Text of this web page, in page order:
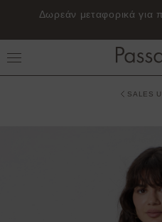
Δωρεάν μεταφορικά για
Toggle Main Menu
SALES